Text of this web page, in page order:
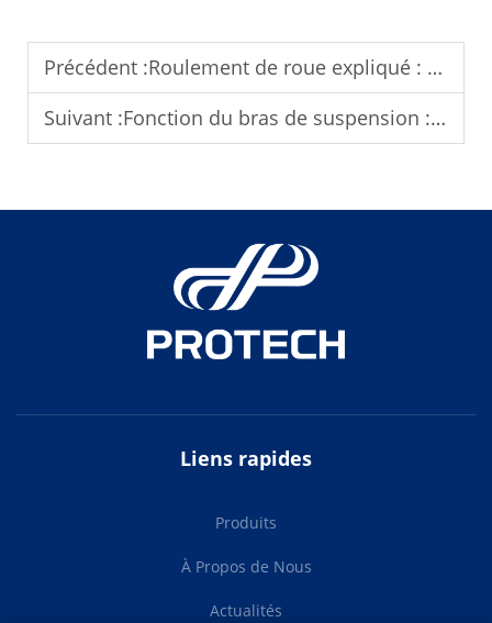
Précédent :Roulement de roue expliqué : Composant clé pour une rotation fluide des roues
Suivant :Fonction du bras de suspension : pourquoi il est essentiel pour la suspension de votre voiture
Liens rapides
Produits
À Propos de Nous
Actualités